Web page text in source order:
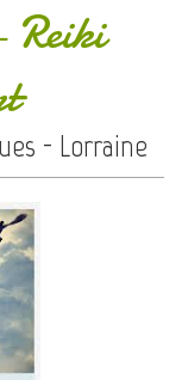
- Lorraine